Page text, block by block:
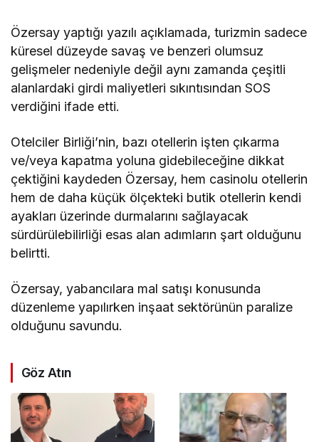
Özersay yaptığı yazılı açıklamada, turizmin sadece
küresel düzeyde savaş ve benzeri olumsuz
gelişmeler nedeniyle değil aynı zamanda çeşitli
alanlardaki girdi maliyetleri sıkıntısından SOS
verdiğini ifade etti.
Otelciler Birliği’nin, bazı otellerin işten çıkarma
ve/veya kapatma yoluna gidebileceğine dikkat
çektiğini kaydeden Özersay, hem casinolu otellerin
hem de daha küçük ölçekteki butik otellerin kendi
ayakları üzerinde durmalarını sağlayacak
sürdürülebilirliği esas alan adımların şart olduğunu
belirtti.
Özersay, yabancılara mal satışı konusunda
düzenleme yapılırken inşaat sektörünün paralize
olduğunu savundu.
Göz Atın